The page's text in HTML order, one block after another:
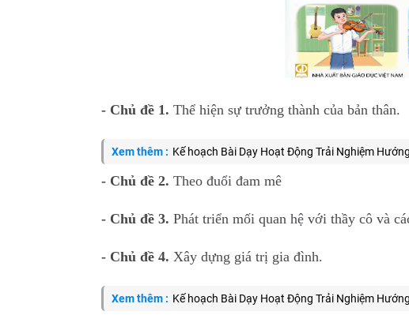
- Chủ đề 1. Thể hiện sự trưởng thành của bản thân.
Xem thêm : Kế hoạch Bài Dạy Hoạt Động Trải Nghiệm
- Chủ đề 2. Theo đuổi đam mê
- Chủ đề 3. Phát triển mối quan hệ với thầy cô và
- Chủ đề 4. Xây dựng giá trị gia đình.
Xem thêm : Kế hoạch Bài Dạy Hoạt Động Trải Nghiệm